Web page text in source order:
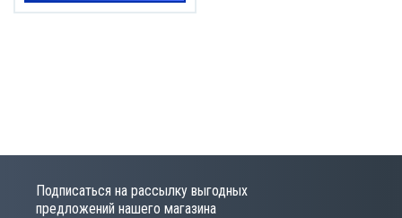
Подписаться на рассылку выгодных
предложений нашего магазина